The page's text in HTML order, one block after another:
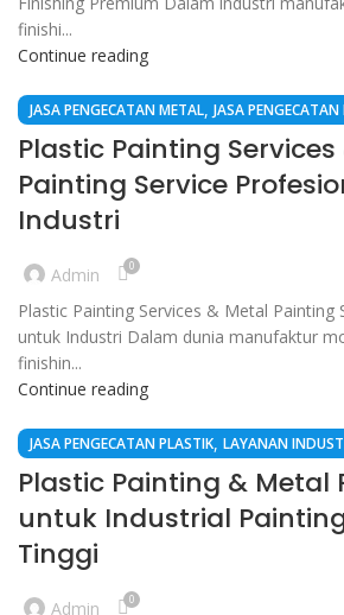
finishi...
Continue reading
JASA PENGECATAN METAL, JASA
LAYANAN INDUSTRI,MANUFAKTUR
Plastic Painting
Painting Service
Industri
Admin 0
Plastic Painting Services & Metal Painting
untuk Industri Dalam dunia manufaktur
finishin...
Continue reading
JASA PENGECATAN PLASTIK, LAYANAN
LAYANAN INDUSTRI / PLASTIC COATING &
Plastic Painting & Metal
untuk Industrial
Tinggi
Admin 0